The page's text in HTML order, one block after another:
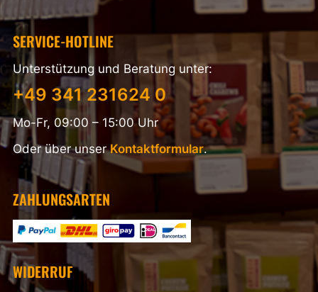
SERVICE-HOTLINE
Unterstützung und Beratung unter:
+49 341 231624 0
Mo-Fr, 09:00 – 15:00 Uhr
Oder über unserKontaktformular.
ZAHLUNGSARTEN
WIDERRUF